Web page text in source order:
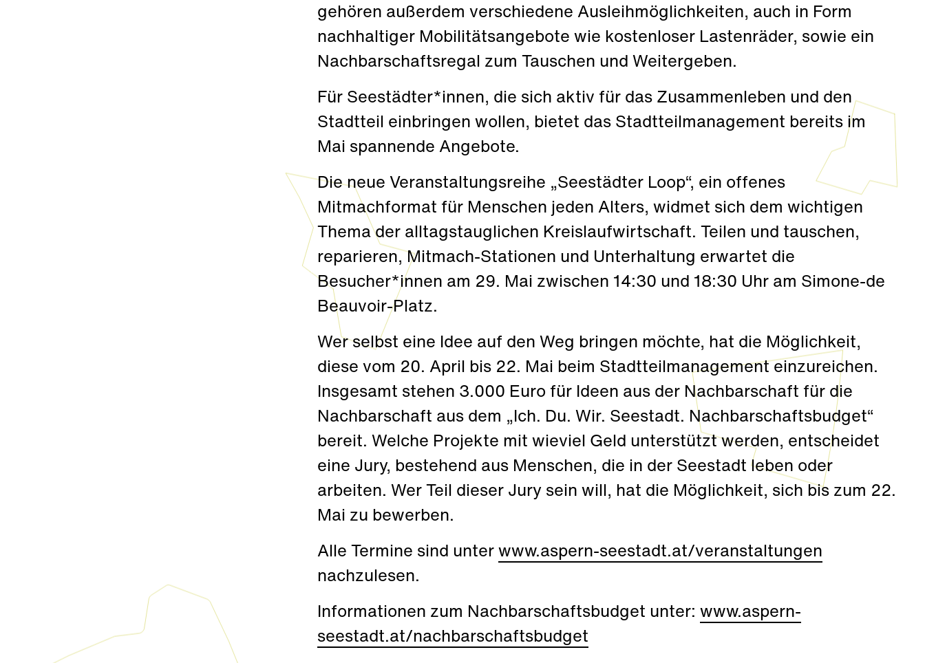
gehören außerdem verschiedene Ausleihmöglichkeiten, auch in Form
nachhaltiger Mobilitätsangebote wie kostenloser Lastenräder, sowie ein
Nachbarschaftsregal zum Tauschen und Weitergeben.
Für Seestädter*innen, die sich aktiv für das Zusammenleben und den
Stadtteil einbringen wollen, bietet das Stadtteilmanagement bereits im
Mai spannende Angebote.
Die neue Veranstaltungsreihe „Seestädter Loop“, ein offenes
Mitmachformat für Menschen jeden Alters, widmet sich dem wichtigen
Thema der alltagstauglichen Kreislaufwirtschaft. Teilen und tauschen,
reparieren, Mitmach-Stationen und Unterhaltung erwartet die
Besucher*innen am 29. Mai zwischen 14:30 und 18:30 Uhr am Simone-de
Beauvoir-Platz.
Wer selbst eine Idee auf den Weg bringen möchte, hat die Möglichkeit,
diese vom 20. April bis 22. Mai beim Stadtteilmanagement einzureichen.
Insgesamt stehen 3.000 Euro für Ideen aus der Nachbarschaft für die
Nachbarschaft aus dem „Ich. Du. Wir. Seestadt. Nachbarschaftsbudget“
bereit. Welche Projekte mit wieviel Geld unterstützt werden, entscheidet
eine Jury, bestehend aus Menschen, die in der Seestadt leben oder
arbeiten. Wer Teil dieser Jury sein will, hat die Möglichkeit, sich bis zum 22.
Mai zu bewerben.
Alle Termine sind unterwww.aspern-seestadt.at/veranstaltungen
nachzulesen.
Informationen zum Nachbarschaftsbudget unter:www.aspern-
seestadt.at/nachbarschaftsbudget